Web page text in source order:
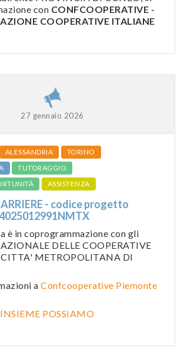
con CONFCOOPERATIVE -
COOPERATIVE ITALIANE
27 gennaio 2026
ALESSANDRIA
TORINO
TUTORAGGIO
ASSISTENZA
- codice progetto
è in coprogrammazione con gli
DELLE COOPERATIVE
METROPOLITANA DI
a Confcooperative Piemonte
INSIEME POSSIAMO